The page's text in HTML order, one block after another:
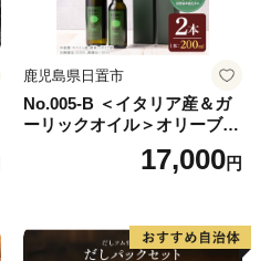
鹿児島県日置市
No.005-B ＜イタリア産＆ガ
ーリックオイル＞オリーブオ
イルセット(200ml×2本) 日置
市 特産品 調味料 油 エキスト
ブ】
17,000円